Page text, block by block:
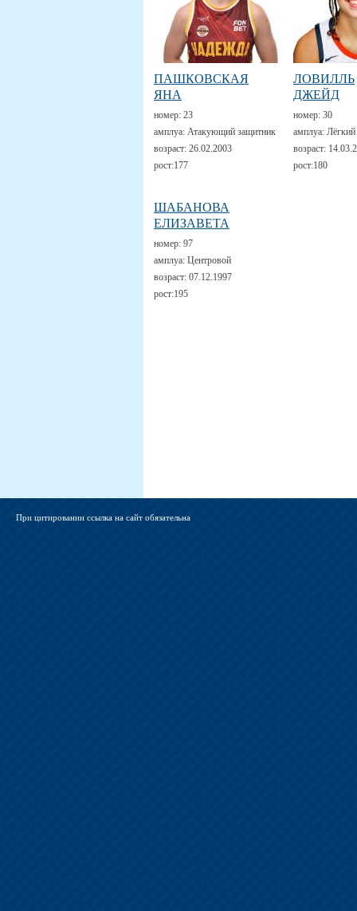
ПАШКОВСКАЯ
ЯНА
номер: 23
амплуа: Атакующий защитник
возраст: 26.02.2003
рост:177
ЛОВИЛЛЬ
ДЖЕЙД
номер: 30
амплуа:
возраст:
рост:180
ШАБАНОВА
ЕЛИЗАВЕТА
номер: 97
амплуа: Центровой
возраст: 07.12.1997
рост:195
При цитировании ссылка на сайт обязательна